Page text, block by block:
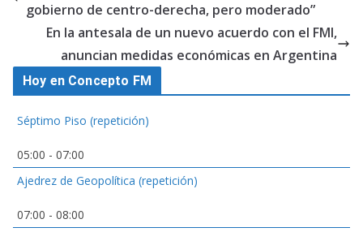
gobierno de centro-derecha, pero moderado”
En la antesala de un nuevo acuerdo con el FMI,
anuncian medidas económicas en Argentina
Hoy en Concepto FM
Séptimo Piso (repetición)
05:00 - 07:00
Ajedrez de Geopolítica (repetición)
07:00 - 08:00